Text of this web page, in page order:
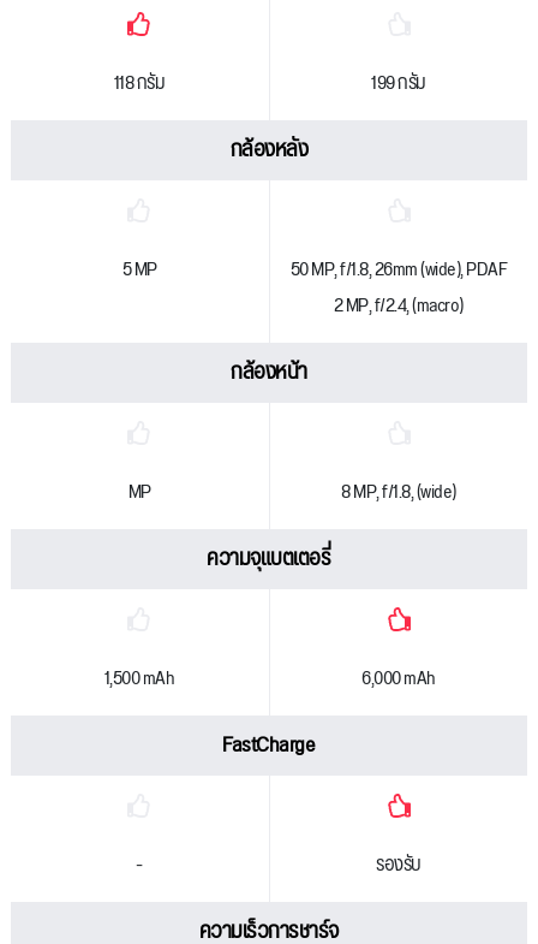
118 กรัม 199 กรัม
กล้องหลัง
5 MP
50 MP, f/1.8, 26mm (wide), PDAF
2 MP, f/2.4, (macro)
กล้องหน้า
MP 8 MP, f/1.8, (wide)
ความจุแบตเตอรี่
1,500 mAh 6,000 mAh
FastCharge
- รองรับ
ความเร็วการชาร์จ